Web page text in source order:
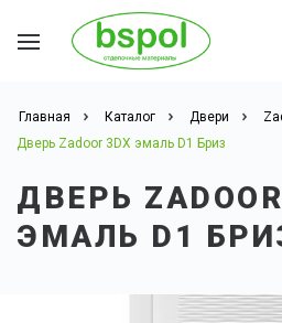
Главная Каталог Двери
Дверь Zadoor 3DX эмаль D1 Бриз
ДВЕРЬ
ЭМАЛЬ D1